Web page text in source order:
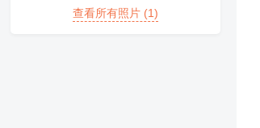
查看所有照片 (1)